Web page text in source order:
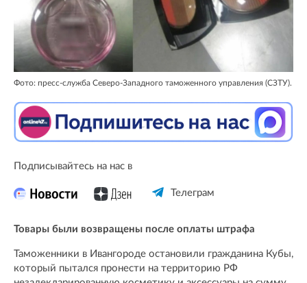
Фото: пресс-служба Северо-Западного таможенного управления (СЗТУ).
Подписывайтесь на нас в
Телеграм
Товары были возвращены после оплаты штрафа
Таможенники в Ивангороде остановили гражданина Кубы,
который пытался пронести на территорию РФ